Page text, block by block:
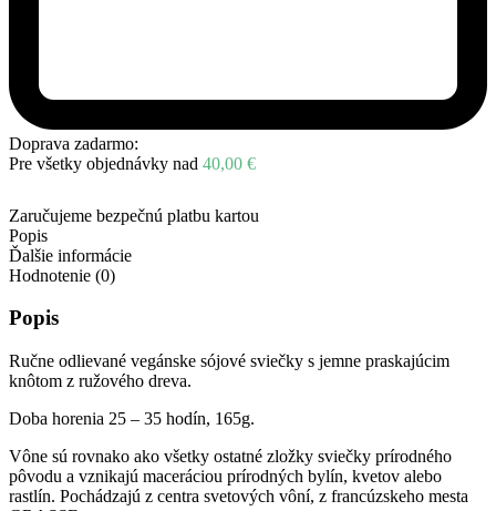
Doprava zadarmo:
Pre všetky objednávky nad 40,00 €
Zaručujeme bezpečnú platbu kartou
Popis
Ďalšie informácie
Hodnotenie (0)
Popis
Ručne odlievané vegánske sójové sviečky s jemne praskajúcim
knôtom z ružového dreva.
Doba horenia 25 – 35 hodín, 165g.
Vône sú rovnako ako všetky ostatné zložky sviečky prírodného
pôvodu a vznikajú maceráciou prírodných bylín, kvetov alebo
rastlín. Pochádzajú z centra svetových vôní, z francúzskeho mesta